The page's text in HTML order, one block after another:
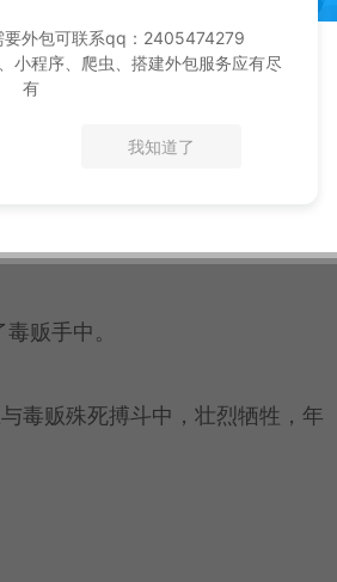
因过度劳累牺牲在办案一线，年
贩手中。
毒贩殊死搏斗中，壮烈牺牲，年
要外包可联系qq：2405474279
小程序、爬虫、搭建外包服务应有尽
有
我知道了